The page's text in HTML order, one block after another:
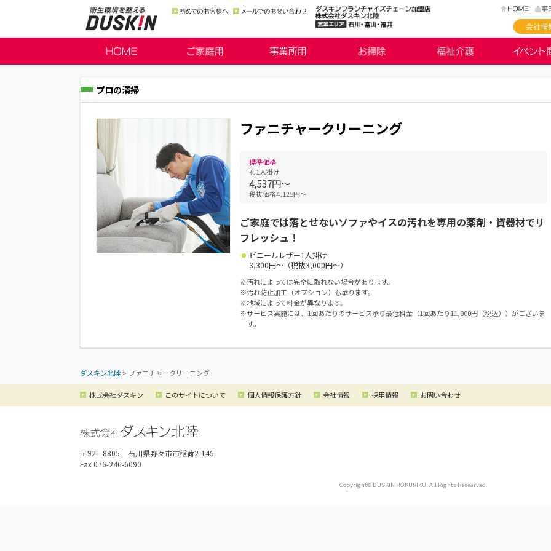
プロの清掃
ファニチャークリーニング
標準価格
布1人掛け
4,537円〜
税抜価格4,125円〜
ご家庭では落とせないソファやイスの汚れを専用の薬剤・資器材でリ
フレッシュ！
ビニールレザー1人掛け
3,300円〜（税抜3,000円〜）
※汚れによっては完全に取れない場合があります。
※汚れ防止加工（オプション）も承ります。
※地域によって料金が異なります。
※サービス実施には、1回あたりのサービス承り最低料金（1回あたり11,000円（税込））がございま
す。
ダスキン北陸> ファニチャークリーニング
株式会社ダスキン
このサイトについて 個人情報保護方針 会社情報 採用情報 お問い合わせ
〒921-8805
石川県野々市市稲荷2-145
Fax 076-246-6090
Copyright© DUSKIN HOKURIKU. All Rights Researved.